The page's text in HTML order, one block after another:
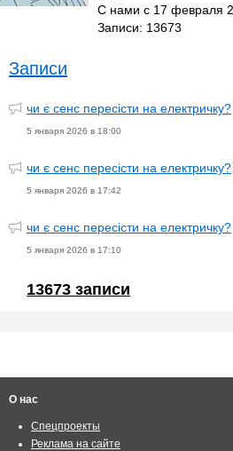
С нами с 17 февраля
Записи: 13673
Записи
чи є сенс пересісти на електричку?
5 января 2026 в 18:00
чи є сенс пересісти на електричку?
5 января 2026 в 17:42
чи є сенс пересісти на електричку?
5 января 2026 в 17:10
13673 записи
О нас
Спецпроекты
Реклама на сайте